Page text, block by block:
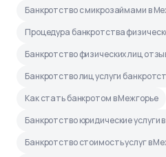
Банкротство с микрозаймами в
Процедура банкротства
Банкротство физических лиц
Банкротство лиц услуги
Как стать банкротом в Межгорье
Банкротство юридические услуги
Банкротство стоимость услуг в